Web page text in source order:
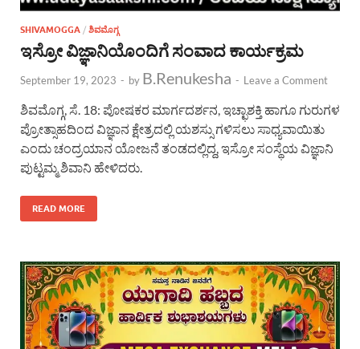
SHIVAMOGGA / ಶಿವಮೊಗ್ಗ
ಇಸ್ರೋ ವಿಜ್ಞಾನಿಯೊಂದಿಗೆ ಸಂವಾದ ಕಾರ್ಯಕ್ರಮ
September 19, 2023 - by B.Renukesha - Leave a Comment
ಶಿವಮೊಗ್ಗ, ಸೆ. 18: ಪೋಷಕರ ಮಾರ್ಗದರ್ಶನ, ಇಚ್ಛಾಶಕ್ತಿ ಹಾಗೂ ಗುರುಗಳ
ಪ್ರೋತ್ಸಾಹದಿಂದ ವಿಜ್ಞಾನ ಕ್ಷೇತ್ರದಲ್ಲಿ ಯಶಸ್ಸು ಗಳಿಸಲು ಸಾಧ್ಯವಾಯಿತು
ಎಂದು ಚಂದ್ರಯಾನ ಯೋಜನೆ ತಂಡದಲ್ಲಿದ್ದ, ಇಸ್ರೋ ಸಂಸ್ಥೆಯ ವಿಜ್ಞಾನಿ
ಪುಟ್ಟಮ್ಮ ಶಿವಾನಿ ಹೇಳಿದರು.
READ MORE